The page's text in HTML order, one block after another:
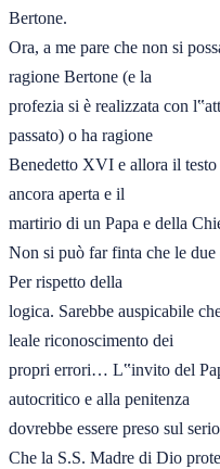
Bertone.
Ora, a me pare che non si
ragione Bertone (e la
profezia si è realizzata con
passato) o ha ragione
Benedetto XVI e allora il
ancora aperta e il
martirio di un Papa e della
Non si può far finta che le due
Per rispetto della
logica. Sarebbe auspicabile
leale riconoscimento dei
propri errori… L‟invito del
autocritico e alla penitenza
dovrebbe essere preso sul
Che la S.S. Madre di Dio